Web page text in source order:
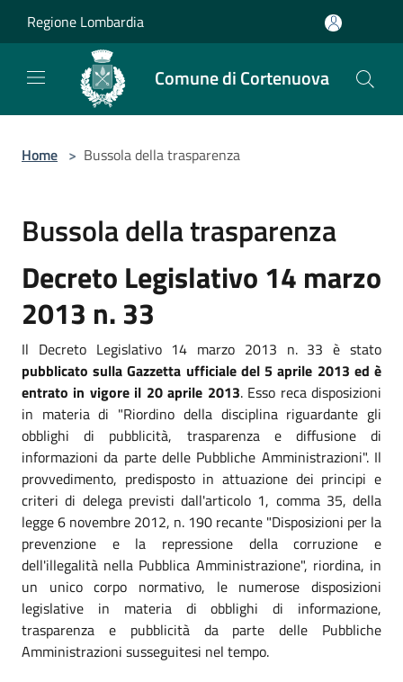
Regione Lombardia
Comune di Cortenuova
Home > Bussola della trasparenza
Bussola della trasparenza
Decreto Legislativo 14 marzo
2013 n. 33
Il Decreto Legislativo 14 marzo 2013 n. 33 è stato
pubblicato sulla Gazzetta ufficiale del 5 aprile 2013 ed è
entrato in vigore il 20 aprile 2013. Esso reca disposizioni
in materia di "Riordino della disciplina riguardante gli
obblighi di pubblicità, trasparenza e diffusione di
informazioni da parte delle Pubbliche Amministrazioni". Il
provvedimento, predisposto in attuazione dei principi e
criteri di delega previsti dall'articolo 1, comma 35, della
legge 6 novembre 2012, n. 190 recante "Disposizioni per la
prevenzione e la repressione della corruzione e
dell'illegalità nella Pubblica Amministrazione", riordina, in
un unico corpo normativo, le numerose disposizioni
legislative in materia di obblighi di informazione,
trasparenza e pubblicità da parte delle Pubbliche
Amministrazioni susseguitesi nel tempo.